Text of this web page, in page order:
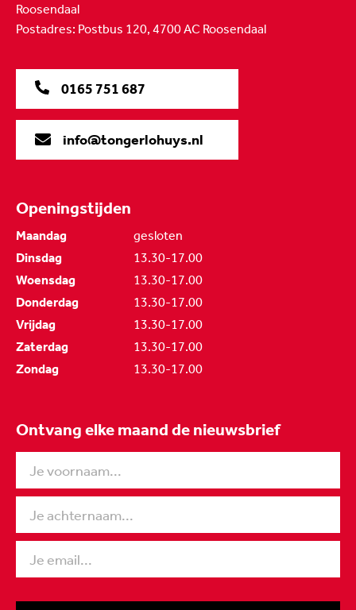
Roosendaal
Postadres: Postbus 120, 4700 AC Roosendaal
0165 751 687
info@tongerlohuys.nl
Openingstijden
Maandag
gesloten
Dinsdag
13.30-17.00
Woensdag
13.30-17.00
Donderdag
13.30-17.00
Vrijdag
13.30-17.00
Zaterdag
13.30-17.00
Zondag
13.30-17.00
Ontvang elke maand de nieuwsbrief